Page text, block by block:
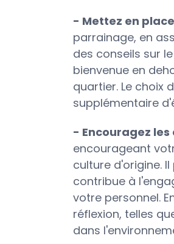
- Mettez en
parrainage, en
des conseils sur
bienvenue en
quartier. Le choix
supplémentaire
- Encouragez
encourageant
culture d'origine.
contribue à
votre personnel.
réflexion, telles
dans